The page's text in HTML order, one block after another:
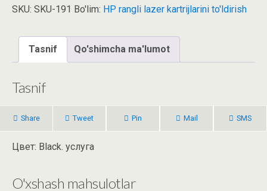
SKU: SKU-191 Bo'lim: HP rangli lazer kartrijlarini to'ldirish
Tasnif Qo'shimcha ma'lumot
Tasnif
Share Tweet Pin Mail SMS
Цвет: Black. услуга
O'xshash mahsulotlar